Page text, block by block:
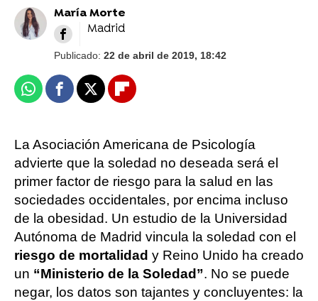
María Morte
Madrid
Publicado: 22 de abril de 2019, 18:42
WhatsappFacebook
X Flipboard
La Asociación Americana de Psicología
advierte que la soledad no deseada será el
primer factor de riesgo para la salud en las
sociedades occidentales, por encima incluso
de la obesidad. Un estudio de la Universidad
Autónoma de Madrid vincula la soledad con el
riesgo de mortalidad y Reino Unido ha creado
un “Ministerio de la Soledad”. No se puede
negar, los datos son tajantes y concluyentes: la